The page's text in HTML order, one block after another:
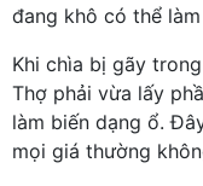
đang khô có thể
Khi chìa bị gãy
Thợ phải vừa lấy
làm biến dạng ổ.
mọi giá thường